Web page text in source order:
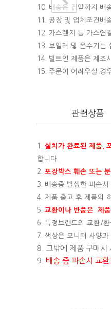
10. 배송은 집앞까지 배
11. 공장 및 업체조건배
12. 가스렌지 등 가스연
13. 보일러 및 온수기는
14. 빌트인 제품은 제조
15. 주문이 어려우실 경
관련상품
1. 설치가 완료된 제품,
합니다.
2. 포장박스 훼손 또는
3. 배송중 발생한 파손
4. 제품 출고 후 제품의
5. 교환이나 반품은 제
6. 특정브랜드의 교환/
7. 색상은 모니터 사양
8. 그밖에 제품 구매시
9. 배송 중 파손시 교